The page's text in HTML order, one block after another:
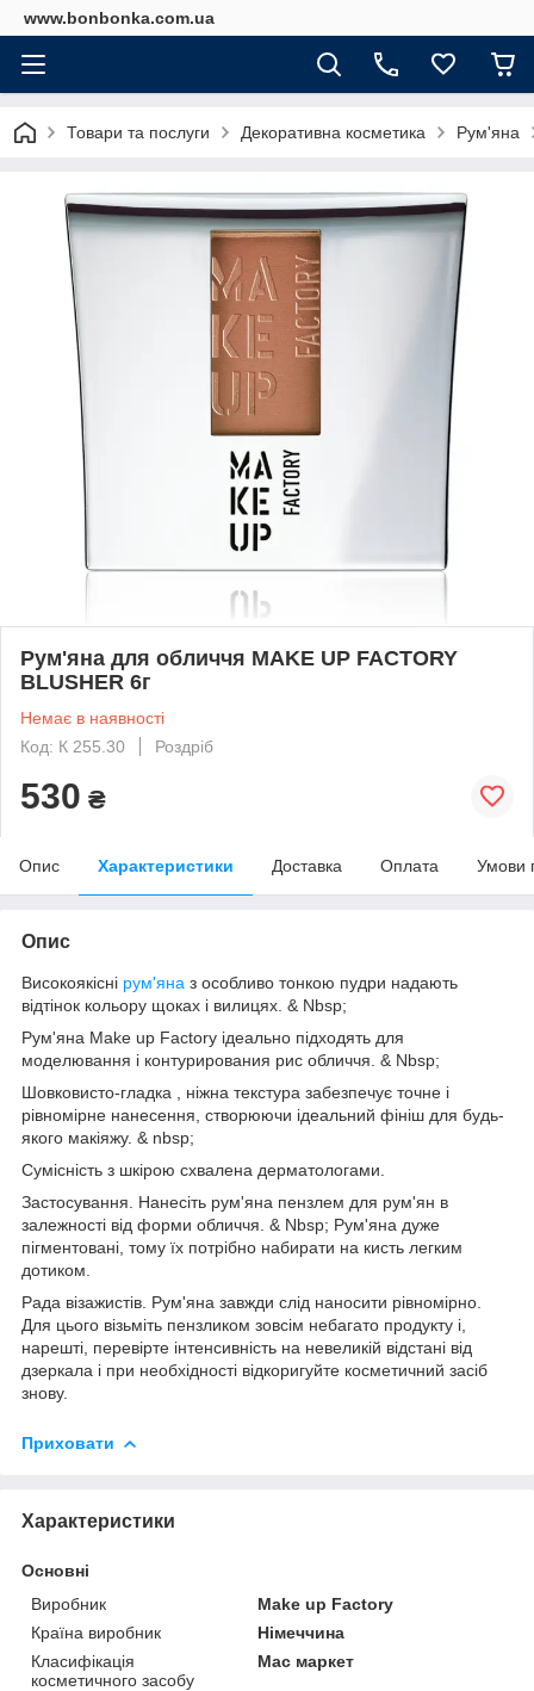
www.bonbonka.com.ua
Товари та послуги Декоративна косметика Рум'яна
Рум'яна для обличчя MAKE UP FACTORY
BLUSHER 6г
Немає в наявності
Код: К 255.30
Роздріб
530 ₴
Опис Характеристики Доставка Оплата Умови
Опис
Високоякісні рум'яна з особливо тонкою пудри надають
відтінок кольору щоках і вилицях. & Nbsp;
Рум'яна Make up Factory ідеально підходять для
моделювання і контурирования рис обличчя. & Nbsp;
Шовковисто-гладка , ніжна текстура забезпечує точне і
рівномірне нанесення, створюючи ідеальний фініш для будь-
якого макіяжу. & nbsp;
Сумісність з шкірою схвалена дерматологами.
Застосування. Нанесіть рум'яна пензлем для рум'ян в
залежності від форми обличчя. & Nbsp; Рум'яна дуже
пігментовані, тому їх потрібно набирати на кисть легким
дотиком.
Рада візажистів. Рум'яна завжди слід наносити рівномірно.
Для цього візьміть пензликом зовсім небагато продукту і,
нарешті, перевірте інтенсивність на невеликій відстані від
дзеркала і при необхідності відкоригуйте косметичний засіб
знову.
Приховати
Характеристики
Основні
Виробник
Make up Factory
Країна виробник
Німеччина
Класифікація
косметичного засобу
Мас маркет